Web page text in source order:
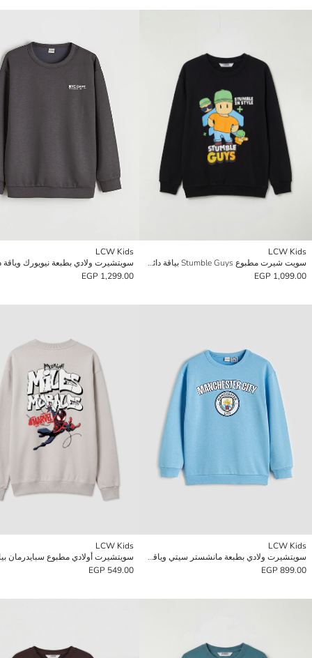
LCW Kids
سويت شيرت مطبوع Stumble Guys بياقة دائرية للأولاد
1,099.00 EGP
LCW Kids
سويتشيرت ولادي بطبعة نيويورك وياقة
1,299.00 EGP
LCW Kids
سويتشيرت ولادي بطبعة مانشستر سيتي وياقة دائرية
899.00 EGP
LCW Kids
549.00 EGP